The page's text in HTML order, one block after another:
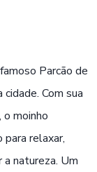
Parcão de
Com sua
moinho
relaxar,
natureza. Um